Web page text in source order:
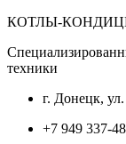
КОТЛЫ-
техники
г. Донецк,
+7 949 337-